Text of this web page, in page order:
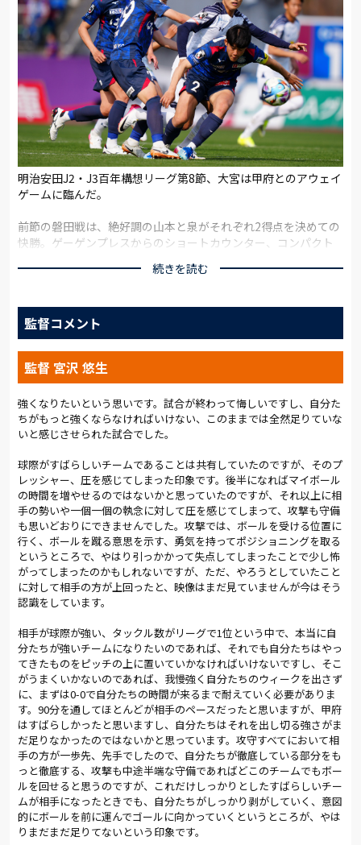
明治安田J2・J3百年構想リーグ第8節、大宮は甲府とのアウェイ
ゲームに臨んだ。
前節の磐田戦は、絶好調の山本と泉がそれぞれ2得点を決めての
快勝。ゲーゲンプレスからのショートカウンター、コンパクト
カーを表現しつつ結果も手に入れた。今節も、その勢いを失う
磐田戦からの先発変更は3人。「若手だけでなく、ベテランもチ
ャンスを狙ってほしい」と語っていた宮沢監督は、GKに笠原を
今季初起用。中盤の底に中山、最前線にはオリオラ・サンデー
が入った。
開始直後、水野の仕掛けと連続CKを凌いだ大宮は、最初のCKが
チャンスに。加藤聖のボールをニアサイドに入った茂木が頭で
流すと、ファーサイドで構えていたガブリエウが右足でとらえ
決定機となった。
14分、カウンターから太田にドリブルシュートを決められ先制
を許したが、小島と中山を起点にボールを回し、縦を突く。山
本、サンデー、泉が立て続けにゴールに迫り、同点への期待を
膨らませた。
その後も、ミドルブロックで守る甲府相手に主導権を握る。最
終ラインの裏を狙った縦パスを入れて、すばやく攻守を切り替
えてボールを奪い返し、カプリーニがドリブル突破を試みる。
40分には速攻を繰り出し、小島のラストパスを受けた泉が倒れ
ても諦めずに右足を振り、GK河田にセーブを強いた。
ところが43分、最終ラインからのビルドアップが乱れて、太田
に豪快な一発を叩き込まれてしまう。ボールを保持する中でミ
スが生まれ、失点を重ねてハーフタイムを迎える展開となっ
た。
2点ビハインドで始まった後半、宮沢監督はサンデーに代えて杉
本をピッチに送り込んだ。1トップに入った杉本は、甲府の横パ
スに対して猛烈なプレッシングを仕掛け、正確なポストプレー
も披露。だが、流れを引き寄せられない。セットプレーから藤
井にシュートを許すなど、我慢の時間帯が続いた。
続きを読む
監督コメント
監督 宮沢 悠生
強くなりたいという思いです。試合が終わって悔しいですし、自分た
ちがもっと強くならなければいけない、このままでは全然足りていな
いと感じさせられた試合でした。
球際がすばらしいチームであることは共有していたのですが、そのプ
レッシャー、圧を感じてしまった印象です。後半になればマイボール
の時間を増やせるのではないかと思っていたのですが、それ以上に相
手の勢いや一個一個の執念に対して圧を感じてしまって、攻撃も守備
も思いどおりにできませんでした。攻撃では、ボールを受ける位置に
行く、ボールを蹴る意思を示す、勇気を持ってポジショニングを取る
というところで、やはり引っかかって失点してしまったことで少し怖
がってしまったのかもしれないですが、ただ、やろうとしていたこと
に対して相手の方が上回ったと、映像はまだ見ていませんが今はそう
認識をしています。
相手が球際が強い、タックル数がリーグで1位という中で、本当に自
分たちが強いチームになりたいのであれば、それでも自分たちはやっ
てきたものをピッチの上に置いていかなければいけないですし、そこ
がうまくいかないのであれば、我慢強く自分たちのウィークを出さず
に、まずは0-0で自分たちの時間が来るまで耐えていく必要がありま
す。90分を通してほとんどが相手のペースだったと思いますが、甲府
はすばらしかったと思いますし、自分たちはそれを出し切る強さがま
だ足りなかったのではないかと思っています。攻守すべてにおいて相
手の方が一歩先、先手でしたので、自分たちが徹底している部分をも
っと徹底する、攻撃も中途半端な守備であればどこのチームでもボー
ルを回せると思うのですが、これだけしっかりとしたすばらしいチー
ムが相手になったときでも、自分たちがしっかり剥がしていく、意図
的にボールを前に運んでゴールに向かっていくというところが、やは
りまだまだ足りてないという印象です。